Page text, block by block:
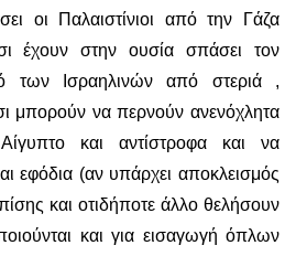
οι Παλαιστίνιοι από την Γάζα
έχουν στην ουσία σπάσει τον
των Ισραηλινών από στεριά ,
μπορούν να περνούν ανενόχλητα
και αντίστροφα και να
εφόδια (αν υπάρχει αποκλεισμός
και οτιδήποτε άλλο θελήσουν
και για εισαγωγή όπλων